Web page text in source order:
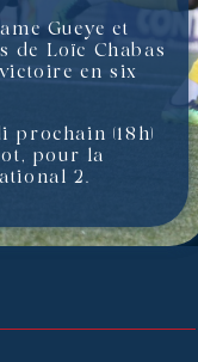
Gueye et
de Loïc Chabas
en six
prochain (18h)
pour la
2.